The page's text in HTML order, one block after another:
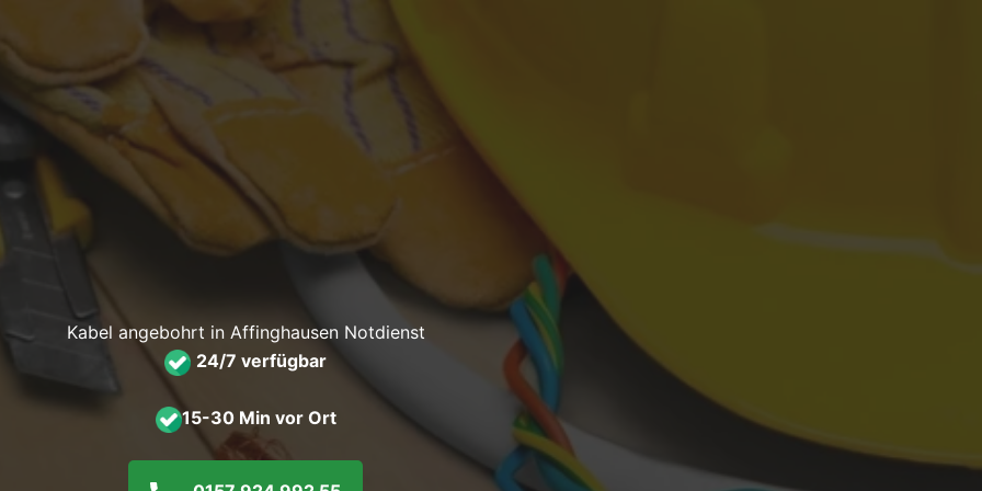
Kabel angebohrt in Affinghausen Notdienst
24/7 verfügbar
15-30 Min vor Ort